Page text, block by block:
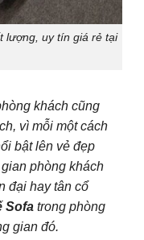
lượng, uy tín giá rẻ tại
khách cũng
vì mỗi một cách
bật lên vẻ đẹp
phòng khách
đại hay tân cổ
Sofa trong phòng
gian đó.